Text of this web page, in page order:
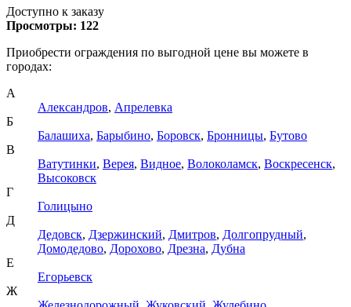
Доступно к заказу
Просмотры: 122
Приобрести ограждения по выгодной цене вы можете в
городах:
А
Александров, Апрелевка
Б
Балашиха, Барыбино, Боровск, Бронницы, Бутово
В
Ватутинки, Верея, Видное, Волоколамск, Воскресенск,
Высоковск
Г
Голицыно
Д
Дедовск, Дзержинский, Дмитров, Долгопрудный,
Домодедово, Дорохово, Дрезна, Дубна
Е
Егорьевск
Ж